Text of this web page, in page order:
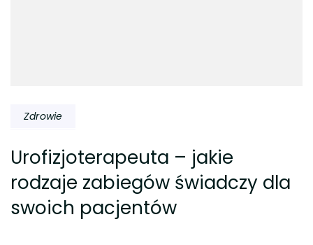
Zdrowie
Urofizjoterapeuta – jakie
rodzaje zabiegów świadczy dla
swoich pacjentów